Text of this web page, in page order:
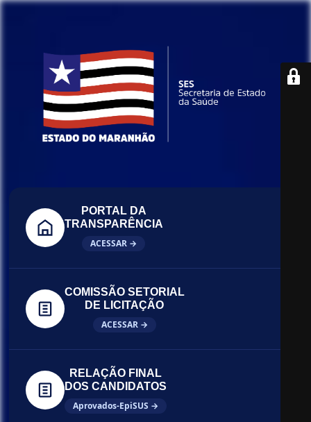
PORTAL DA
TRANSPARÊNCIA
ACESSAR →
COMISSÃO SETORIAL
DE LICITAÇÃO
ACESSAR →
RELAÇÃO FINAL
DOS CANDIDATOS
Aprovados-EpiSUS →